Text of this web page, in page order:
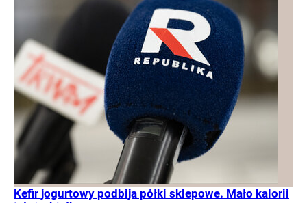
Kefir jogurtowy podbija półki sklepowe. Mało kalorii